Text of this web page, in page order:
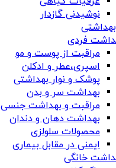
نوشیدنی گازدار
فردی
مراقبت از پوست و مو
اسپری،عطر و ادکلن
پوشک و نوار بهداشتی
بهداشت سر و بدن
مراقبت و بهداشت جنسی
بهداشت دهان و دندان
محصولات سلولزی
ایمنی در مقابل بیماری
خانگی